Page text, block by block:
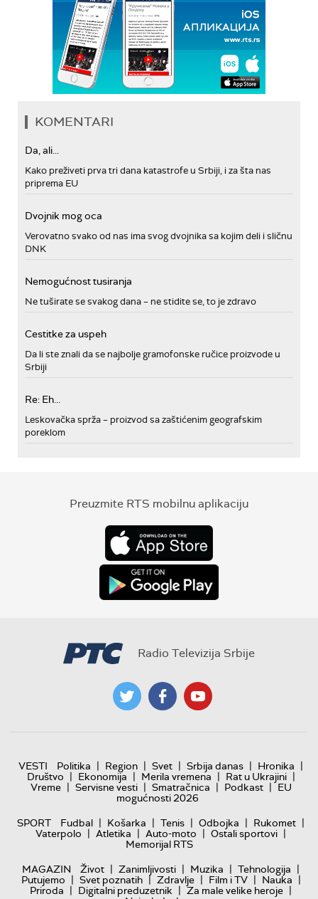
KOMENTARI
Da, ali...
Kako preživeti prva tri dana katastrofe u Srbiji, i za šta nas
priprema EU
Dvojnik mog oca
Verovatno svako od nas ima svog dvojnika sa kojim deli i sličnu
DNK
Nemogućnost tusiranja
Ne tuširate se svakog dana – ne stidite se, to je zdravo
Cestitke za uspeh
Da li ste znali da se najbolje gramofonske ručice proizvode u
Srbiji
Re: Eh...
Leskovačka sprža – proizvod sa zaštićenim geografskim
poreklom
Preuzmite RTS mobilnu aplikaciju
Radio Televizija Srbije
VESTI Politika | Region | Svet | Srbija danas | Hronika |
Društvo | Ekonomija | Merila vremena | Rat u Ukrajini |
Vreme | Servisne vesti | Smatračnica | Podkast | EU
mogućnosti 2026
SPORT
Fudbal | Košarka | Tenis | Odbojka | Rukomet |
Vaterpolo | Atletika | Auto-moto | Ostali sportovi |
Memorijal RTS
MAGAZIN
Život | Zanimljivosti | Muzika | Tehnologija |
Putujemo | Svet poznatih | Zdravlje | Film i TV | Nauka |
Priroda | Digitalni preduzetnik | Za male velike heroje |